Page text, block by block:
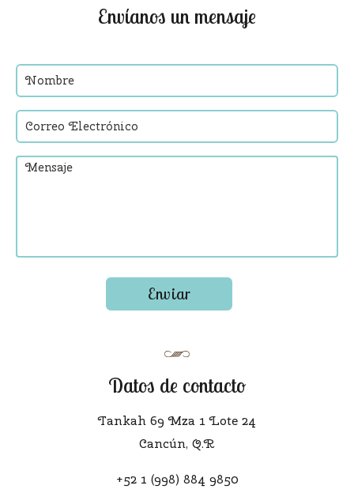
Envíanos un mensaje
Datos de contacto
Tankah 69 Mza 1 Lote 24
Cancún, Q.R
+52 1 (998) 884 9850